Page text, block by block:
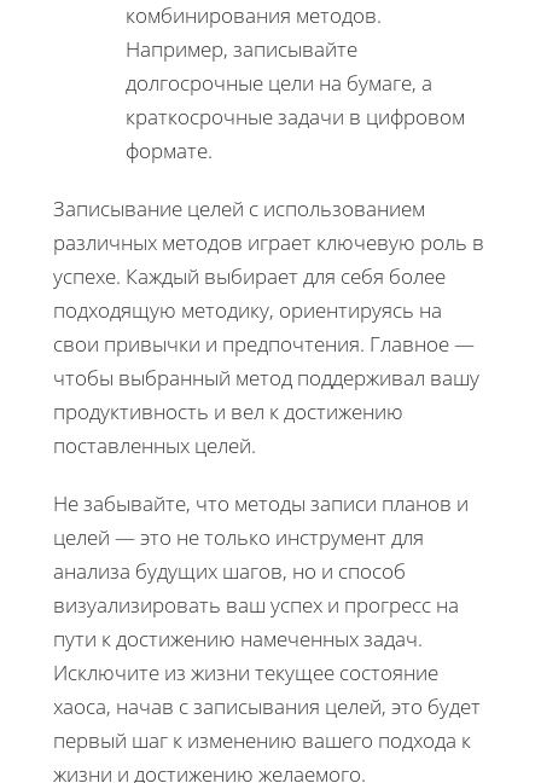
комбинирования методов.
Например, записывайте
долгосрочные цели на бумаге, а
краткосрочные задачи в цифровом
формате.
Записывание целей с использованием
различных методов играет ключевую роль в
успехе. Каждый выбирает для себя более
подходящую методику, ориентируясь на
свои привычки и предпочтения. Главное —
чтобы выбранный метод поддерживал вашу
продуктивность и вел к достижению
поставленных целей.
Не забывайте, что методы записи планов и
целей — это не только инструмент для
анализа будущих шагов, но и способ
визуализировать ваш успех и прогресс на
пути к достижению намеченных задач.
Исключите из жизни текущее состояние
хаоса, начав с записывания целей, это будет
первый шаг к изменению вашего подхода к
жизни и достижению желаемого.